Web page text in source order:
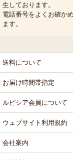
生しております。
電話番号をよくお確か
ます。
送料について
お届け時間帯指定
ルピシア会員について
ウェブサイト利用規約
会社案内